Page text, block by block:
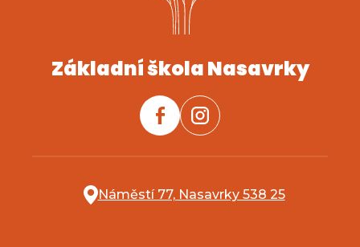
Základní škola Nasavrky
Náměstí 77, Nasavrky 538 25